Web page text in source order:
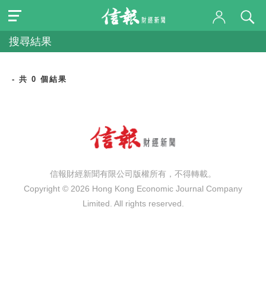
搜尋結果
- 共 0 個結果
信報財經新聞有限公司版權所有，不得轉載。
Copyright © 2026 Hong Kong Economic Journal Company
Limited. All rights reserved.